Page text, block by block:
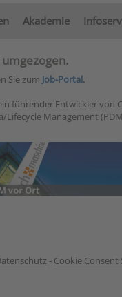
Akademie
Sie zum Job-Portal.
führender Entwickler von
Lifecycle Management
- Cookie Consent